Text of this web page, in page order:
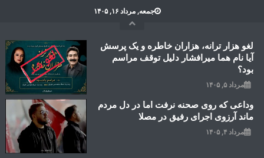
جمعه, مرداد ۱۶, ۱۴۰۵
لغو هزار ترانه، هزاران خاطره و یک پرسش
آیا نام هما میرافشار دلیل توقف مراسم
بود؟
مرداد ۵, ۱۴۰۵
وداعی که روی صحنه نرفت اما در دل مردم
ماند آرزوی اجرای رفیق در مصلا
مرداد ۴, ۱۴۰۵